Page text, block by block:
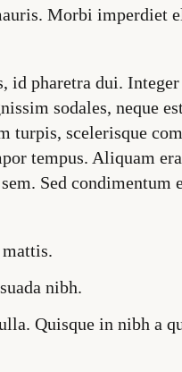
Morbi imperdiet
id pharetra dui.
sodales, neque
turpis, scelerisque
tempus. Aliquam
Sed condimentum
nibh.
Quisque in nibh a